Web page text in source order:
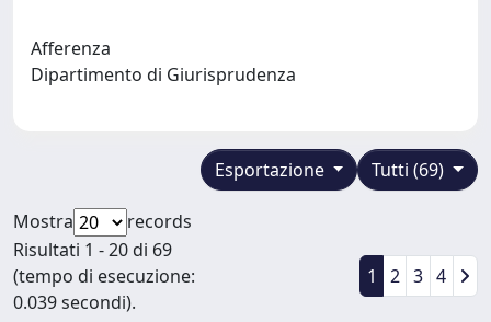
Afferenza
Dipartimento di Giurisprudenza
Tutti (69)
Esportazione
Mostra
records
Risultati 1 - 20 di 69
(tempo di esecuzione:
0.039 secondi).
1 2 3 4